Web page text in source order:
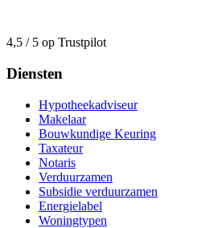
4,5 / 5 op Trustpilot
Diensten
Hypotheekadviseur
Makelaar
Bouwkundige Keuring
Taxateur
Notaris
Verduurzamen
Subsidie verduurzamen
Energielabel
Woningtypen